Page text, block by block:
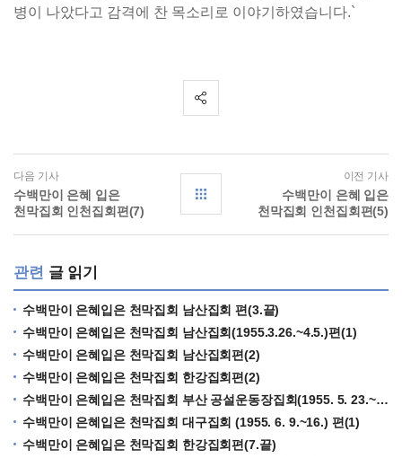
병이 나았다고 감격에 찬 목소리로 이야기하였습니다.`
다음 기사
수백만이 은혜 입은
천막집회 인천집회편(7)
이전 기사
수백만이 은혜 입은
천막집회 인천집회편(5)
관련 글 읽기
수백만이 은혜입은 천막집회 남산집회 편(3.끝)
수백만이 은혜입은 천막집회 남산집회(1955.3.26.~4.5.)편(1)
수백만이 은혜입은 천막집회 남산집회편(2)
수백만이 은혜입은 천막집회 한강집회편(2)
수백만이 은혜입은 천막집회 부산 공설운동장집회(1955. 5. 23.~31.)편(1)
수백만이 은혜입은 천막집회 대구집회 (1955. 6. 9.~16.) 편(1)
수백만이 은혜입은 천막집회 한강집회편(7.끝)